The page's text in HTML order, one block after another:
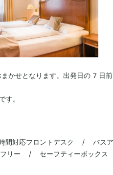
かせとなります。出発日の7日
す。
対応フロントデスク / バ
リー / セーフティーボックス